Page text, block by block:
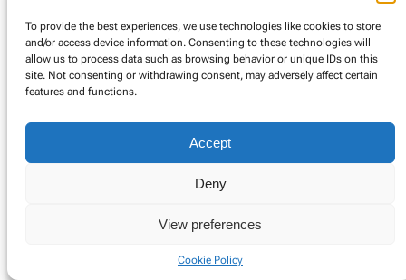
To provide the best experiences, we use technologies like cookies to store
and/or access device information. Consenting to these technologies will
allow us to process data such as browsing behavior or unique IDs on this
site. Not consenting or withdrawing consent, may adversely affect certain
features and functions.
Accept
Deny
View preferences
Cookie Policy